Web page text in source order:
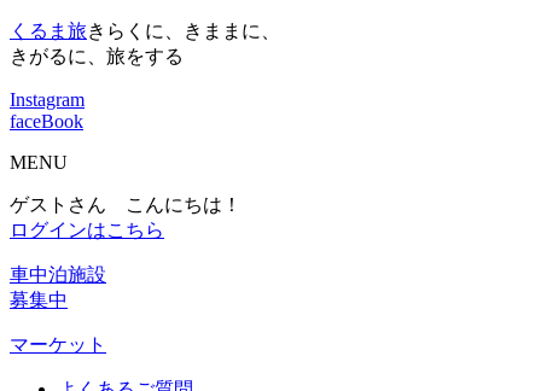
くるま旅きらくに、きままに、
きがるに、旅をする
Instagram
faceBook
MENU
ゲストさん こんにちは！
ログインはこちら
車中泊施設
募集中
マーケット